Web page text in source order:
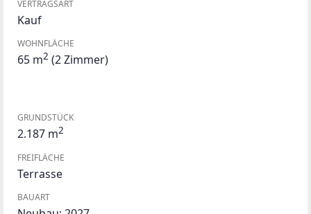
VERTRAGSART
Kauf
WOHNFLÄCHE
65 m2 (2 Zimmer)
GRUNDSTÜCK
2.187 m2
FREIFLÄCHE
Terrasse
BAUART